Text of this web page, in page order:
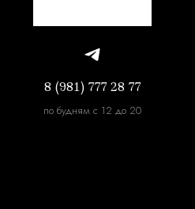
8 (981) 777 28 77
по будням с 12 до 20